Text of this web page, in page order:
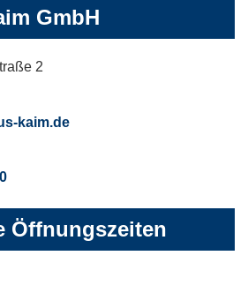
GmbH
2
kaim.de
Öffnungszeiten